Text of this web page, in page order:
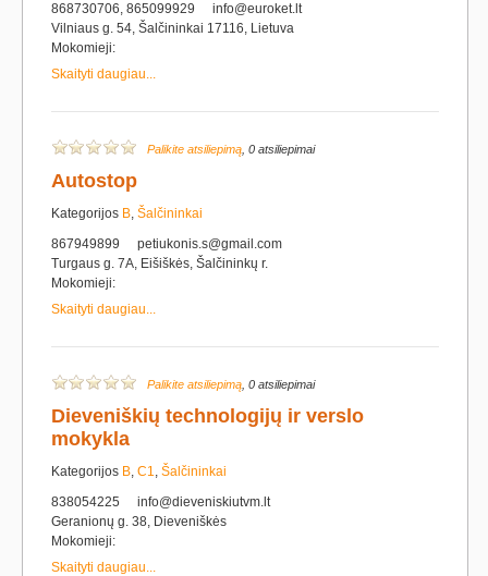
868730706, 865099929
info@euroket.lt
Vilniaus g. 54, Šalčininkai 17116, Lietuva
Mokomieji:
Skaityti daugiau...
Palikite atsiliepimą , 0 atsiliepimai
Autostop
Kategorijos B, Šalčininkai
867949899
petiukonis.s@gmail.com
Turgaus g. 7A, Eišiškės, Šalčininkų r.
Mokomieji:
Skaityti daugiau...
Palikite atsiliepimą , 0 atsiliepimai
Dieveniškių technologijų ir verslo
mokykla
Kategorijos B, C1, Šalčininkai
838054225
info@dieveniskiutvm.lt
Geranionų g. 38, Dieveniškės
Mokomieji:
Skaityti daugiau...